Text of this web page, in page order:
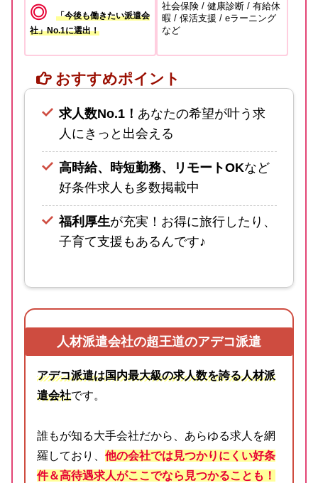
◎
「今後も働きたい派遣会
社」No.1に選出！
社会保険 / 健康診断 / 有給休
暇 / 保活支援 / eラーニング
など
おすすめポイント
求人数No.1！ あなたの希望が叶う求
人にきっと出会える
高時給、時短勤務、リモートOKなど
好条件求人も多数掲載中
福利厚生が充実！お得に旅行したり、
子育て支援もあるんです♪
人材派遣会社の超王道のアデコ派遣
アデコ派遣は国内最大級の求人数を誇る人材派
遣会社です。
誰もが知る大手会社だから、あらゆる求人を網
羅しており、 他の会社では見つかりにくい好条
件＆高待遇求人がここでなら見つかることも！